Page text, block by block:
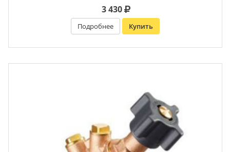
3 430
Подробнее Купить